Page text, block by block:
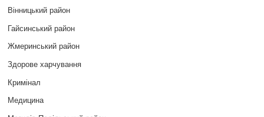
Вінницький район
Гайсинський район
Жмеринський район
Здорове харчування
Кримінал
Медицина